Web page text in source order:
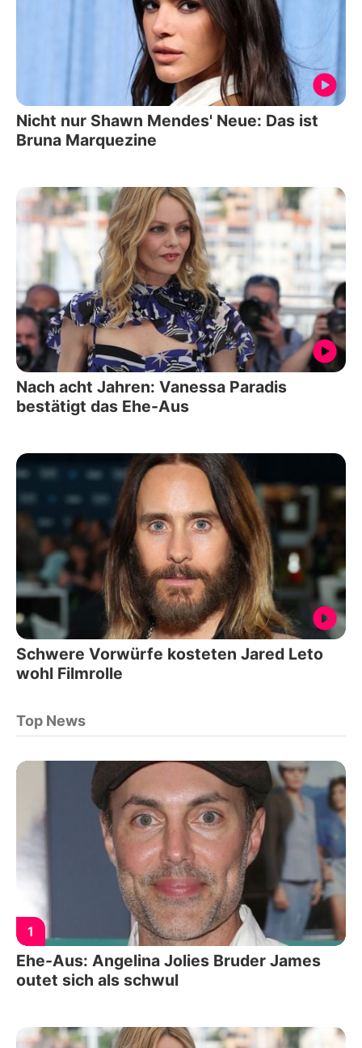
Nicht nur Shawn Mendes' Neue: Das ist
Bruna Marquezine
Nach acht Jahren: Vanessa Paradis
bestätigt das Ehe-Aus
Schwere Vorwürfe kosteten Jared Leto
wohl Filmrolle
Top News
1
Ehe-Aus: Angelina Jolies Bruder James
outet sich als schwul